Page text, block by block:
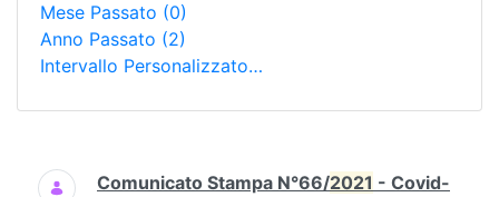
Mese Passato (0)
Anno Passato (2)
Intervallo Personalizzato…
Ricerca
Comunicato Stampa N°66/2021 - Covid-